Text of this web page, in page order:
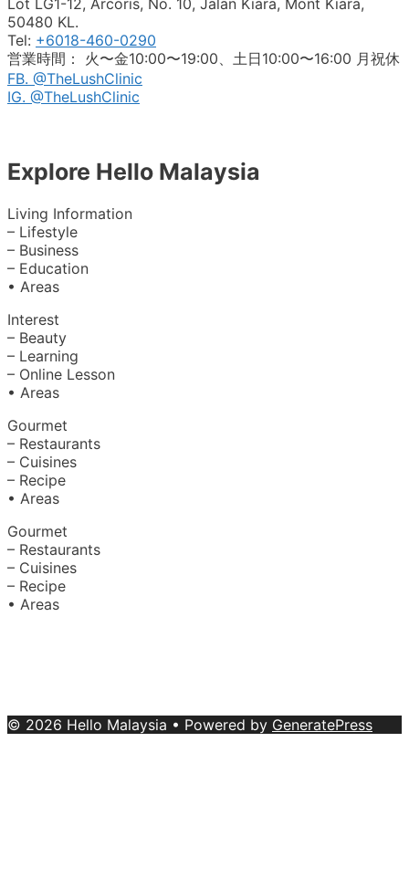
Lot LG1-12, Arcoris, No. 10, Jalan Kiara, Mont Kiara,
50480 KL.
Tel: +6018-460-0290
営業時間： 火〜金10:00〜19:00、土日10:00〜16:00 月祝休
FB. @TheLushClinic
IG. @TheLushClinic
Explore Hello Malaysia
Living Information
– Lifestyle
– Business
– Education
• Areas
Interest
– Beauty
– Learning
– Online Lesson
• Areas
Gourmet
– Restaurants
– Cuisines
– Recipe
• Areas
Gourmet
– Restaurants
– Cuisines
– Recipe
• Areas
© 2026 Hello Malaysia • Powered by GeneratePress